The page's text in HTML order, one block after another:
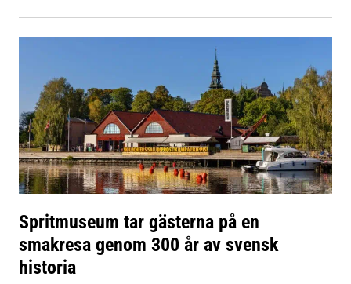
Spritmuseum tar gästerna på en
smakresa genom 300 år av svensk
historia